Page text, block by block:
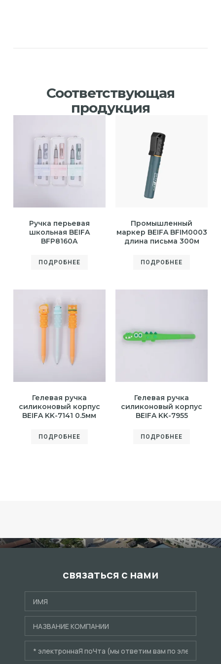
Соответствующая
продукция
Ручка перьевая
школьная BEIFA
BFP8160A
ПОДРОБНЕЕ
Промышленный
маркер BEIFA BFIM0003
длина письма 300м
ПОДРОБНЕЕ
Гелевая ручка
силиконовый корпус
BEIFA KK-7141 0.5мм
ПОДРОБНЕЕ
Гелевая ручка
силиконовый корпус
BEIFA KK-7955
ПОДРОБНЕЕ
связаться с нами